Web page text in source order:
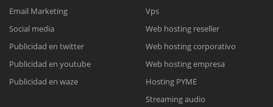
Reunión online
Meet para la reunión online.
Cotización
Chat Online
Todos nuestros ejecutivos están fuera de línea. Complete el formulario
Email Marketing
Social media
Publicidad en twitter
Publicidad en youtube
Publicidad en waze
Vps
Web hosting reseller
Web hosting corporativo
Web hosting empresa
Hosting PYME
Streaming audio